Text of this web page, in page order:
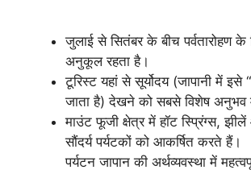
जुलाई से सितंबर के बीच पर्वतारोहण के
अनुकूल रहता है।
टूरिस्ट यहां से सूर्योदय (जापानी में इसे
जाता है) देखने को सबसे विशेष अनुभव
माउंट फूजी क्षेत्र में हॉट स्प्रिंग्स,
सौंदर्य पर्यटकों को आकर्षित करते हैं।
पर्यटन जापान की अर्थव्यवस्था में